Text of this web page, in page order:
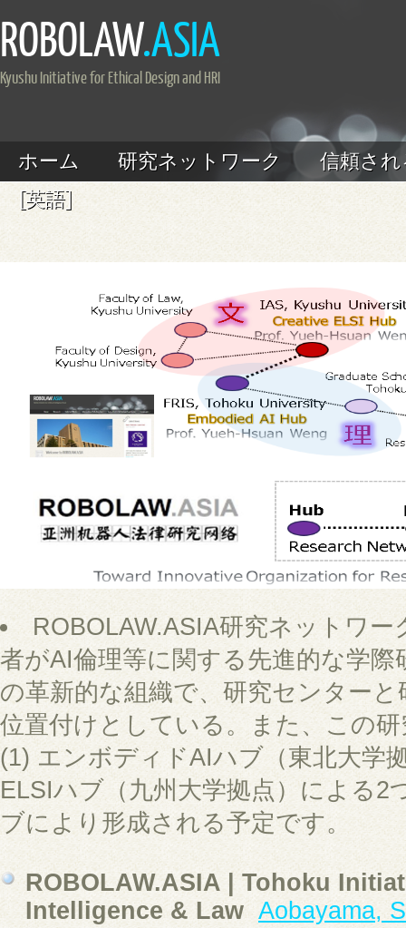
ROBOLAW.ASIA
Kyushu Initiative for Ethical Design and HRI
ホーム 研究ネットワーク
信頼され
[英語]
ROBOLAW.ASIA研究ネットワ
者がAI倫理等に関する先進的な学
の革新的な組織で、研究センター
位置付けとしている。また、この
(1) エンボディドAIハブ（東北大学
ELSIハブ（九州大学拠点）による2
ブにより形成される予定です。
ROBOLAW.ASIA | Tohoku
Intelligence & Law Aobayama,